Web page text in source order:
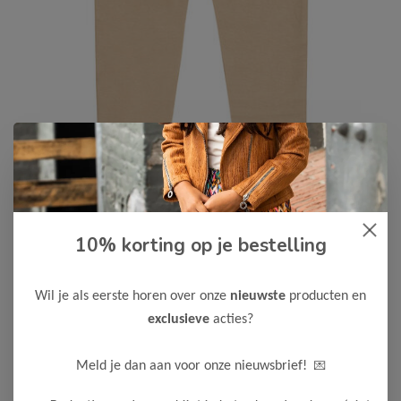
-50%
Dirkje Meisjes Broek
8,50 16,99
10% korting op je bestelling
Wil je als eerste horen over onze nieuwste producten en
exclusieve acties?
Meld je dan aan voor onze nieuwsbrief! 💌